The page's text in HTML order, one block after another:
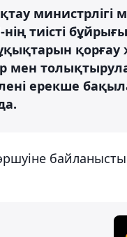
министрлігі
нің тиісті
мен
ерекше
байланысты